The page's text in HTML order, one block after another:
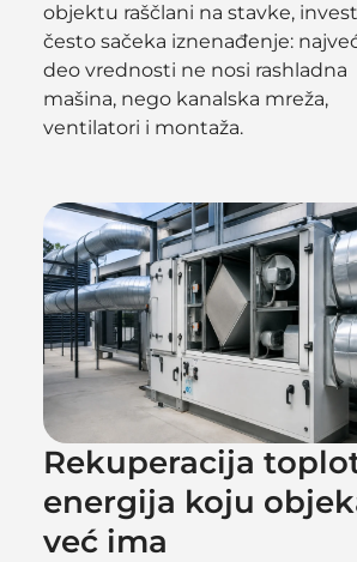
objektu raščlani na stavke,
često sačeka iznenađenje:
deo vrednosti ne nosi rashladna
mašina, nego kanalska mreža,
ventilatori i montaža.
Rekuperacija
energija koju
već ima